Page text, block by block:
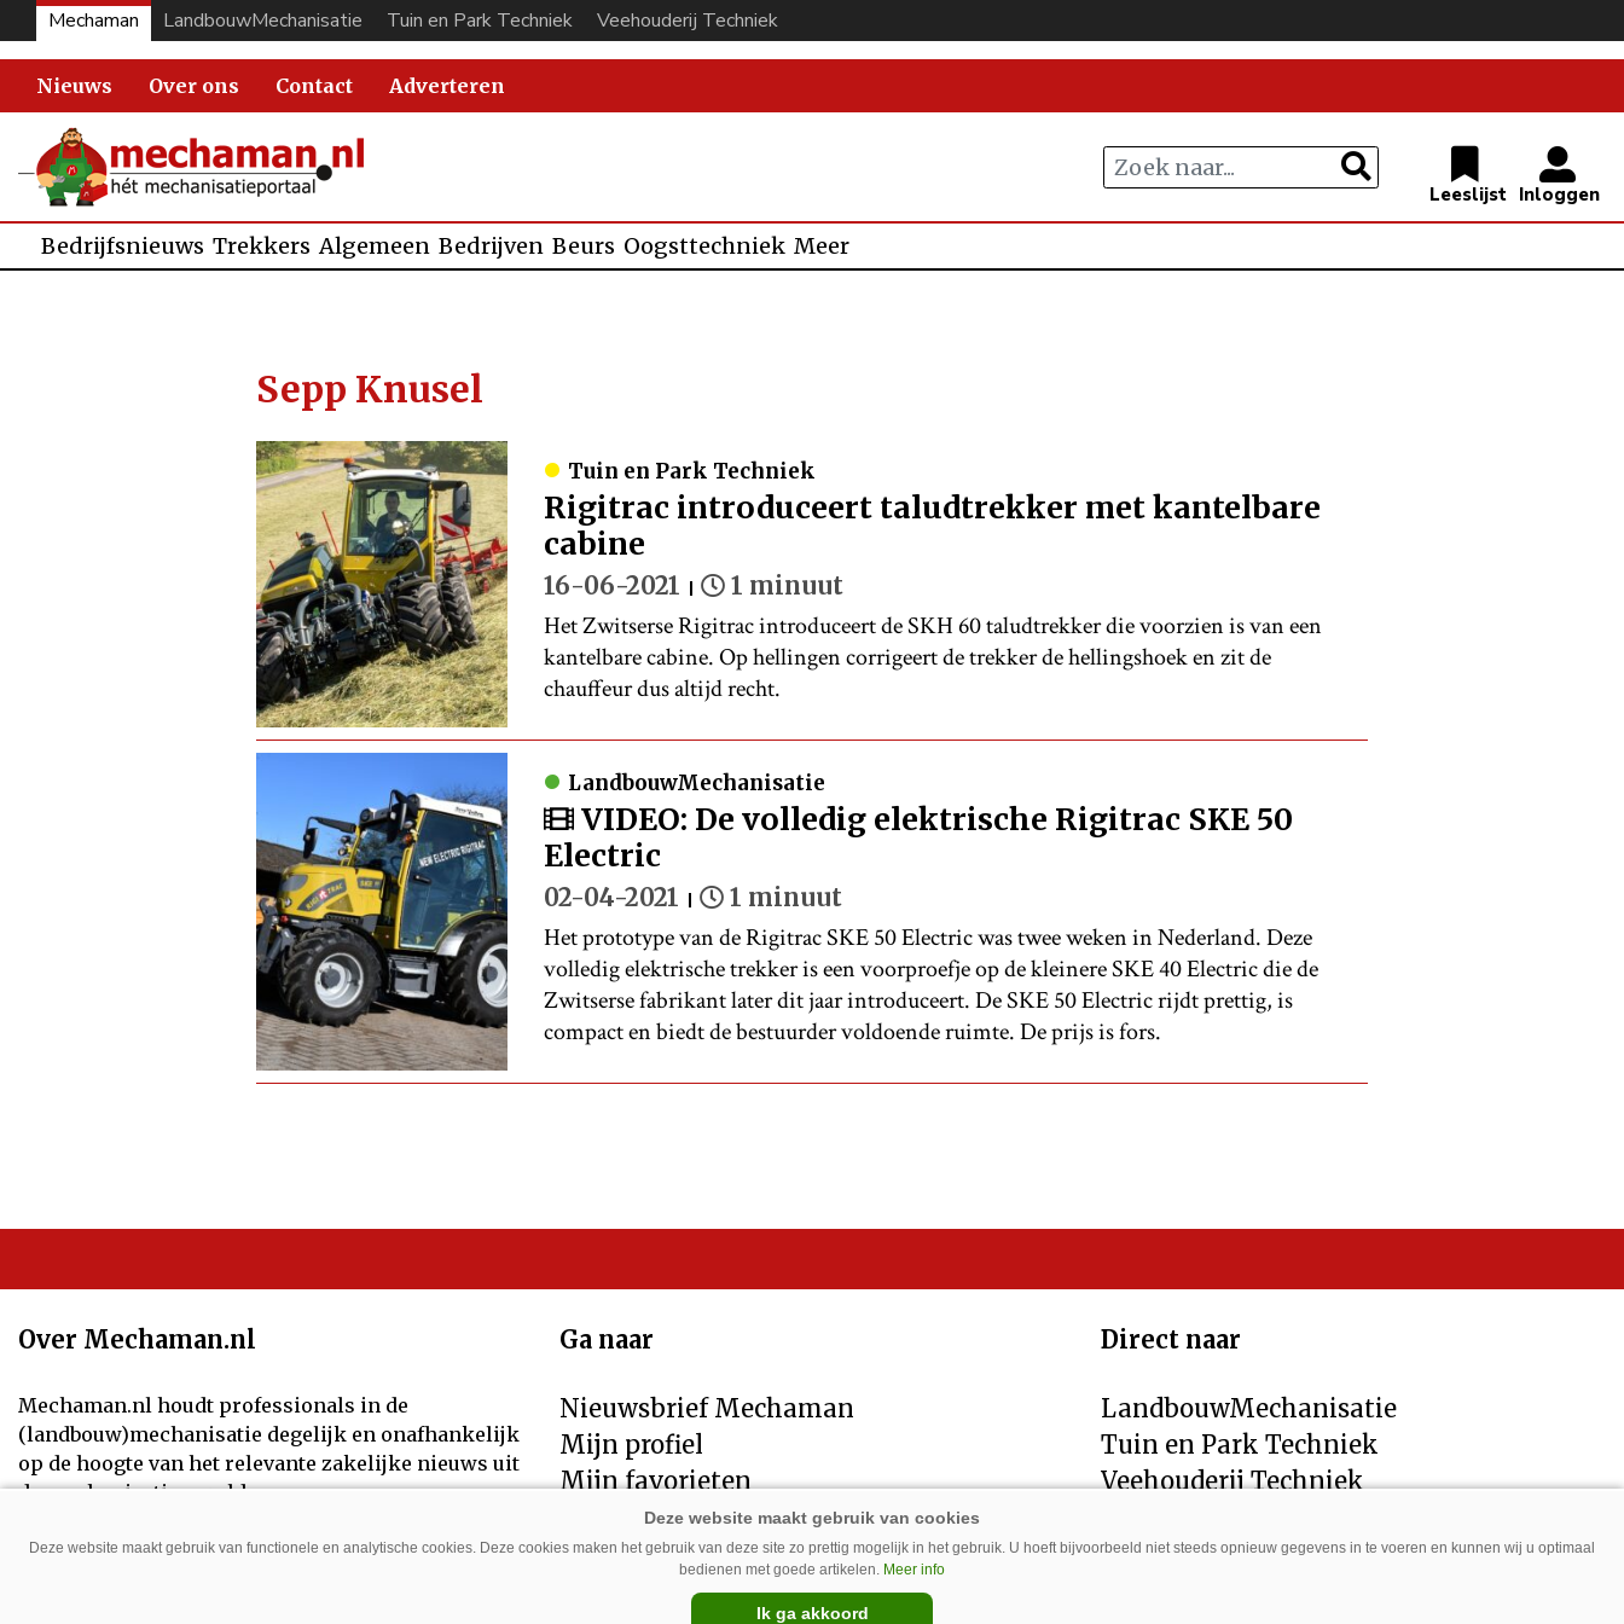
Mechaman LandbouwMechanisatie Tuin en Park Techniek Veehouderij Techniek
Nieuws Over ons Contact Adverteren
Bedrijfsnieuws Trekkers Algemeen Bedrijven Beurs Oogsttechniek Meer
Sepp Knusel
Tuin en Park Techniek
Rigitrac introduceert taludtrekker met kantelbare
cabine
16-06-2021 1 minuut
Het Zwitserse Rigitrac introduceert de SKH 60 taludtrekker die voorzien is van een
kantelbare cabine. Op hellingen corrigeert de trekker de hellingshoek en zit de
chauffeur dus altijd recht.
LandbouwMechanisatie
VIDEO: De volledig elektrische Rigitrac SKE 50
Electric
02-04-2021 1 minuut
Het prototype van de Rigitrac SKE 50 Electric was twee weken in Nederland. Deze
volledig elektrische trekker is een voorproefje op de kleinere SKE 40 Electric die de
Zwitserse fabrikant later dit jaar introduceert. De SKE 50 Electric rijdt prettig, is
compact en biedt de bestuurder voldoende ruimte. De prijs is fors.
Over Mechaman.nl
Mechaman.nl houdt professionals in de
(landbouw)mechanisatie degelijk en onafhankelijk
op de hoogte van het relevante zakelijke nieuws uit
de mechanisatiewereld.
Volg ons op:
Ga naar
Nieuwsbrief Mechaman
Mijn profiel
Mijn favorieten
Contact
Privacybeleid
Direct naar
LandbouwMechanisatie
Tuin en Park Techniek
Veehouderij Techniek
Deze website maakt gebruik van functionele en analytische cookies. Deze cookies maken het gebruik van deze site zo prettig mogelijk in het gebruik. U hoeft bijvoorbeeld niet steeds opnieuw gegevens in te voeren en kunnen wij u optimaal
bedienen met goede artikelen. Meer info
Ik ga akkoord